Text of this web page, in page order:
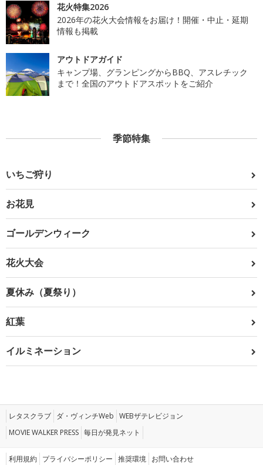
花火特集2026
2026年の花火大会情報をお届け！開催・中止・延期
情報も掲載
アウトドアガイド
キャンプ場、グランピングからBBQ、アスレチック
まで！全国のアウトドアスポットをご紹介
季節特集
いちご狩り
お花見
ゴールデンウィーク
花火大会
夏休み（夏祭り）
紅葉
イルミネーション
レタスクラブ ダ・ヴィンチWeb WEBザテレビジョン
MOVIE WALKER PRESS 毎日が発見ネット
利用規約 プライバシーポリシー 推奨環境 お問い合わせ